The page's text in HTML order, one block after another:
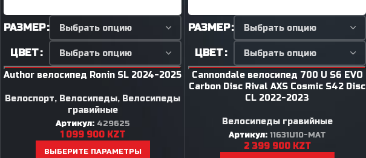
РАЗМЕР
ЦВЕТ
Author велосипед Ronin SL 2024-2025
Велоспорт, Велосипеды, Велосипеды
гравийные
Артикул: 429625
1 099 900 KZT
ВЫБЕРИТЕ ПАРАМЕТРЫ
РАЗМЕР
ЦВЕТ
Cannondale велосипед 700 U S6 EVO
Carbon Disc Rival AXS Cosmic S42 Disc
CL 2022-2023
Велосипеды гравийные
Артикул: 11631U10-MAT
2 399 900 KZT